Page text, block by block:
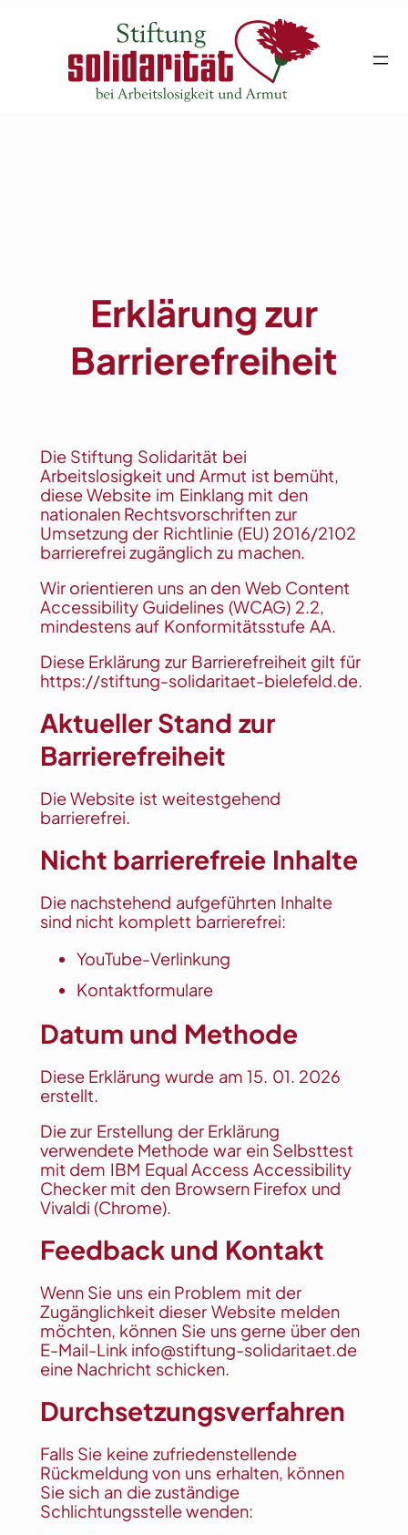
springen
Erklärung zur
Barrierefreiheit
Die Stiftung Solidarität bei
Arbeitslosigkeit und Armut ist bemüht,
diese Website im Einklang mit den
nationalen Rechtsvorschriften zur
Umsetzung der Richtlinie (EU) 2016/2102
barrierefrei zugänglich zu machen.
Wir orientieren uns an den Web Content
Accessibility Guidelines (WCAG) 2.2,
mindestens auf Konformitätsstufe AA.
Diese Erklärung zur Barrierefreiheit gilt für
https://stiftung-solidaritaet-bielefeld.de.
Aktueller Stand zur
Barrierefreiheit
Die Website ist weitestgehend
barrierefrei.
Nicht barrierefreie Inhalte
Die nachstehend aufgeführten Inhalte
sind nicht komplett barrierefrei:
YouTube-Verlinkung
Kontaktformulare
Datum und Methode
Diese Erklärung wurde am 15. 01. 2026
erstellt.
Die zur Erstellung der Erklärung
verwendete Methode war ein Selbsttest
mit dem IBM Equal Access Accessibility
Checkermit den Browsern Firefox und
Vivaldi (Chrome).
Feedback und Kontakt
Wenn Sie uns ein Problem mit der
Zugänglichkeit dieser Website melden
möchten, können Sie uns gerne über den
E-Mail-Link info@stiftung-solidaritaet.de
eine Nachricht schicken.
Durchsetzungsverfahren
Falls Sie keine zufriedenstellende
Rückmeldung von uns erhalten, können
Sie sich an die zuständige
Schlichtungsstelle wenden: